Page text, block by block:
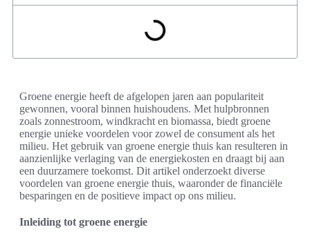
Groene energie heeft de afgelopen jaren aan populariteit
gewonnen, vooral binnen huishoudens. Met hulpbronnen
zoals zonnestroom, windkracht en biomassa, biedt groene
energie unieke voordelen voor zowel de consument als het
milieu. Het gebruik van groene energie thuis kan resulteren in
aanzienlijke verlaging van de energiekosten en draagt bij aan
een duurzamere toekomst. Dit artikel onderzoekt diverse
voordelen van groene energie thuis, waaronder de financiële
besparingen en de positieve impact op ons milieu.
Inleiding tot groene energie